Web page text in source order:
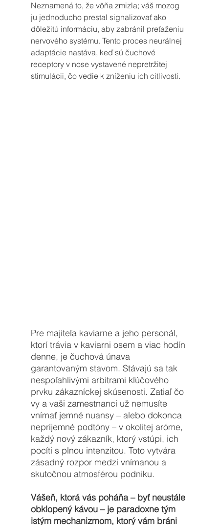
Neznamená to, že vôňa zmizla; váš mozog
ju jednoducho prestal signalizovať ako
dôležitú informáciu, aby zabránil preťaženiu
nervového systému. Tento proces neurálnej
adaptácie nastáva, keď sú čuchové
receptory v nose vystavené nepretržitej
stimulácii, čo vedie k zníženiu ich citlivosti.
Pre majiteľa kaviarne a jeho personál,
ktorí trávia v kaviarni osem a viac hodín
denne, je čuchová únava
garantovaným stavom. Stávajú sa tak
nespoľahlivými arbitrami kľúčového
prvku zákazníckej skúsenosti. Zatiaľ čo
vy a vaši zamestnanci už nemusíte
vnímať jemné nuansy – alebo dokonca
nepríjemné podtóny – v okolitej aróme,
každý nový zákazník, ktorý vstúpi, ich
pocíti s plnou intenzitou. Toto vytvára
zásadný rozpor medzi vnímanou a
skutočnou atmosférou podniku.
Vášeň, ktorá vás poháňa – byť neustále
obklopený kávou – je paradoxne tým
istým mechanizmom, ktorý vám bráni